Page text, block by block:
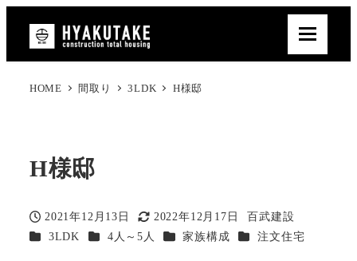
HOME 間取り 3LDK H様邸
H様邸
投稿日
2021年12月13日
更新日
2022年12月17日
著
者
百武建設
カテゴリー
3LDK カテゴリー
4人～5人 カテゴリー
家族構成 カテゴリー
注文住宅